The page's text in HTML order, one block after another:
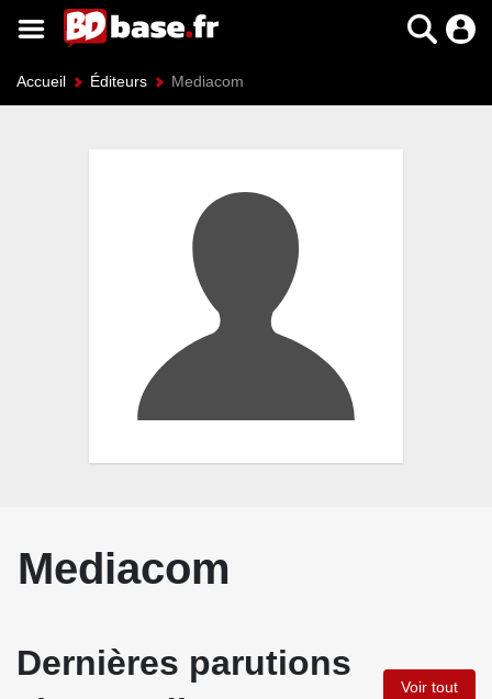
Accueil Éditeurs Mediacom
Mediacom
Dernières parutions
Voir tout